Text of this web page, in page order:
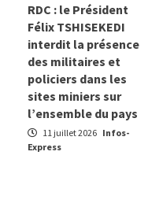
RDC : le Président
Félix TSHISEKEDI
interdit la présence
des militaires et
policiers dans les
sites miniers sur
l’ensemble du pays
11 juillet 2026 Infos-
Express